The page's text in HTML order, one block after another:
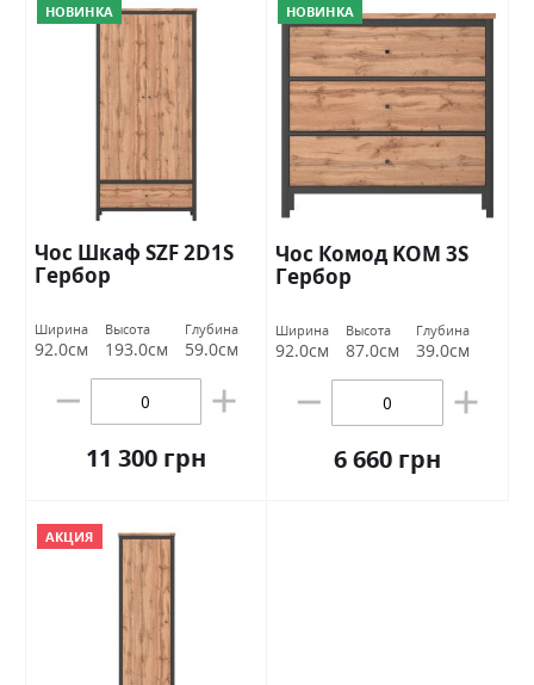
НОВИНКА
Чoс Шкаф SZF 2D1S
Гербор
Ширина
92.0см
Высота
193.0см
Глубина
59.0см
11 300 грн
НОВИНКА
Чос Комод KOM 3S
Гербор
Ширина
92.0см
Высота
87.0см
Глубина
39.0см
6 660 грн
АКЦИЯ